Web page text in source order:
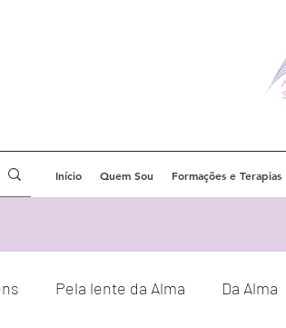
Início Quem Sou Formações e Terapias
Pela lente da Alma Da Alma